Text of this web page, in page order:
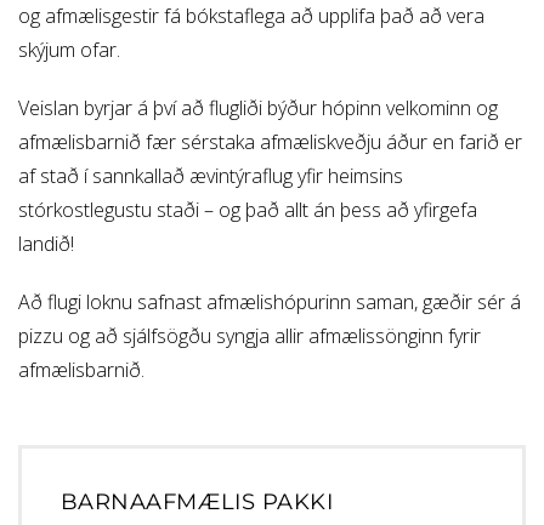
og afmælisgestir fá bókstaflega að upplifa það að vera
skýjum ofar.
Veislan byrjar á því að flugliði býður hópinn velkominn og
afmælisbarnið fær sérstaka afmæliskveðju áður en farið er
af stað í sannkallað ævintýraflug yfir heimsins
stórkostlegustu staði – og það allt án þess að yfirgefa
landið!
Að flugi loknu safnast afmælishópurinn saman, gæðir sér á
pizzu og að sjálfsögðu syngja allir afmælissönginn fyrir
afmælisbarnið.
BARNAAFMÆLIS PAKKI